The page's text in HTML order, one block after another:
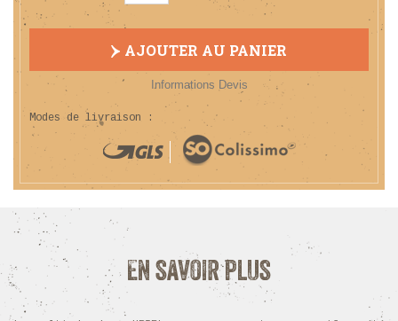
AJOUTER AU PANIER
Informations Devis
Modes de livraison :
En savoir plus